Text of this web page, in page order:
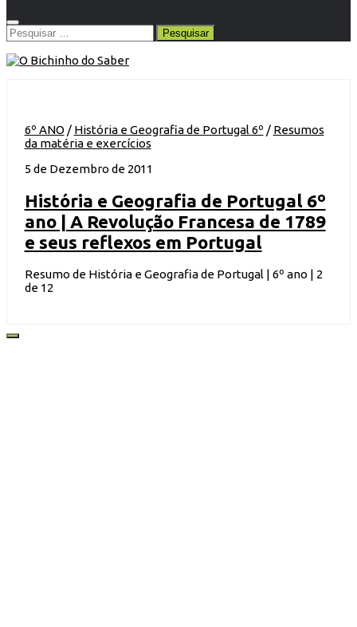
Pesquisar
por:
6º ANO / História e Geografia de Portugal 6º / Resumos
da matéria e exercícios
5 de Dezembro de 2011
História e Geografia de Portugal 6º
ano | A Revolução Francesa de 1789
e seus reflexos em Portugal
Resumo de História e Geografia de Portugal | 6º ano | 2
de 12